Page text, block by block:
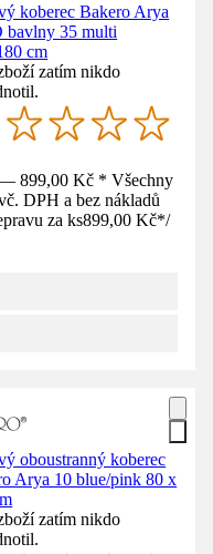
koberec Bakero Arya
bavlny 35 multi
cm
zatím nikdo
899,00 Kč * Všechny
DPH a bez nákladů
za ks899,00 Kč*/
oboustranný koberec
Arya 10 blue/pink 80 x
zatím nikdo